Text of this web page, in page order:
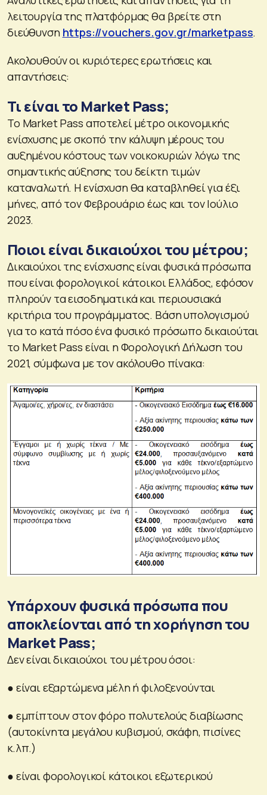
λειτουργία της πλατφόρμας θα βρείτε στη
διεύθυνση https://vouchers.gov.gr/marketpass.
Ακολουθούν οι κυριότερες ερωτήσεις και
απαντήσεις:
Τι είναι το Market Pass;
Το Market Pass αποτελεί μέτρο οικονομικής
ενίσχυσης με σκοπό την κάλυψη μέρους του
αυξημένου κόστους των νοικοκυριών λόγω της
σημαντικής αύξησης του δείκτη τιμών
καταναλωτή. Η ενίσχυση θα καταβληθεί για έξι
μήνες, από τον Φεβρουάριο έως και τον Ιούλιο
2023.
Ποιοι είναι δικαιούχοι του μέτρου;
Δικαιούχοι της ενίσχυσης είναι φυσικά πρόσωπα
που είναι φορολογικοί κάτοικοι Ελλάδος, εφόσον
πληρούν τα εισοδηματικά και περιουσιακά
κριτήρια του προγράμματος. Βάση υπολογισμού
για το κατά πόσο ένα φυσικό πρόσωπο δικαιούται
το Market Pass είναι η Φορολογική Δήλωση του
2021, σύμφωνα με τον ακόλουθο πίνακα:
Υπάρχουν φυσικά πρόσωπα που
αποκλείονται από τη χορήγηση του
Market Pass;
Δεν είναι δικαιούχοι του μέτρου όσοι:
● είναι εξαρτώμενα μέλη ή φιλοξενούνται
● εμπίπτουν στον φόρο πολυτελούς διαβίωσης
(αυτοκίνητα μεγάλου κυβισμού, σκάφη, πισίνες
κ.λπ.)
● είναι φορολογικοί κάτοικοι εξωτερικού